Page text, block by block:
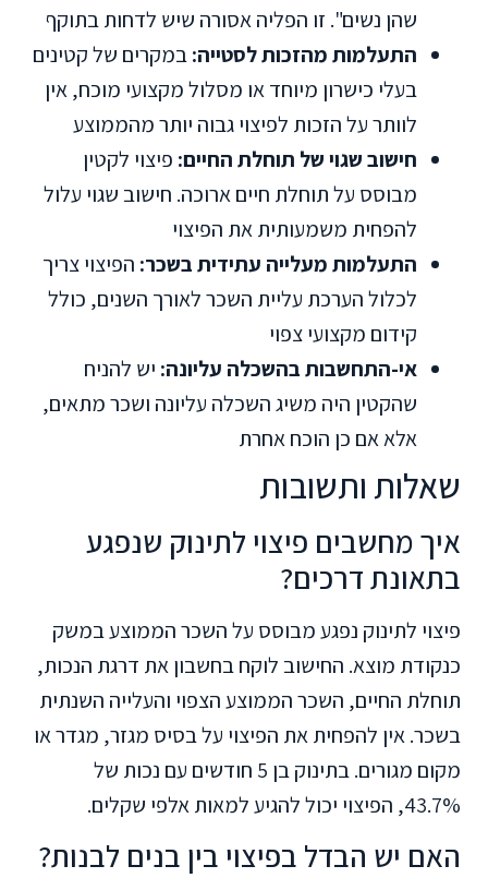
שהן נשים". זו הפליה אסורה שיש לדחות בתוקף
התעלמות מהזכות לסטייה:במקרים של קטינים
בעלי כישרון מיוחד או מסלול מקצועי מוכח, אין
לוותר על הזכות לפיצוי גבוה יותר מהממוצע
חישוב שגוי של תוחלת החיים: פיצוי לקטין
מבוסס על תוחלת חיים ארוכה. חישוב שגוי עלול
להפחית משמעותית את הפיצוי
התעלמות מעלייה עתידית בשכר: הפיצוי צריך
לכלול הערכת עליית השכר לאורך השנים, כולל
קידום מקצועי צפוי
אי-התחשבות בהשכלה עליונה: יש להניח
שהקטין היה משיג השכלה עליונה ושכר מתאים,
אלא אם כן הוכח אחרת
שאלות ותשובות
איך מחשבים פיצוי לתינוק שנפגע
בתאונת דרכים?
פיצוי לתינוק נפגע מבוסס על השכר הממוצע במשק
כנקודת מוצא. החישוב לוקח בחשבון את דרגת הנכות,
תוחלת החיים, השכר הממוצע הצפוי והעלייה השנתית
בשכר. אין להפחית את הפיצוי על בסיס מגזר, מגדר או
מקום מגורים. בתינוק בן 5 חודשים עם נכות של
43.7%, הפיצוי יכול להגיע למאות אלפי שקלים.
האם יש הבדל בפיצוי בין בנים לבנות?